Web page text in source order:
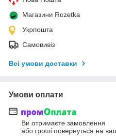
Магазини Rozetka
Укрпошта
Самовивіз
Всі умови доставки
Умови оплати
Ви отримаєте замовлення
або гроші повернуться на